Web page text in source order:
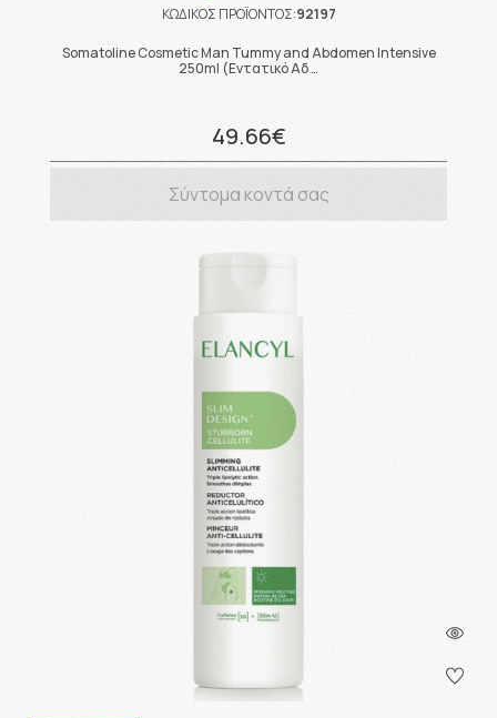
ΚΩΔΙΚΟΣ ΠΡΟΪΟΝΤΟΣ:92197
Somatoline Cosmetic Man Tummy and Abdomen Intensive
250ml (Εντατικό Αδ …
49.66€
Σύντομα κοντά σας